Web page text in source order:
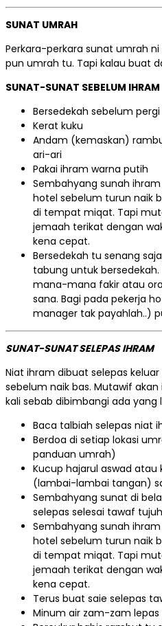
SUNAT UMRAH
Perkara-perkara sunat umrah
pun umrah tu. Tapi kalau buat
SUNAT-SUNAT SEBELUM IHRAM
Bersedekah sebelum
Kerat kuku
Andam (kemaskan)
ari-ari
Pakai ihram warna putih
Sembahyang sunah
hotel sebelum turun naik
di tempat miqat. Tapi
jemaah terikat dengan
kena cepat.
Bersedekah tu senang
tabung untuk
mana-mana fakir atau
sana. Bagi pada pekerja
manager tak payahlah..)
SUNAT-SUNAT SELEPAS IHRAM
Niat ihram dibuat selepas
sebelum naik bas. Mutawif
kali sebab dibimbangi ada yang
Baca talbiah selepas niat
Berdoa di setiap lokasi
panduan umrah)
Kucup hajarul aswad
(lambai-lambai tangan)
Sembahyang sunat di
selepas selesai tawaf
Sembahyang sunah
hotel sebelum turun naik
di tempat miqat. Tapi
jemaah terikat dengan
kena cepat.
Terus buat saie selepas
Minum air zam-zam